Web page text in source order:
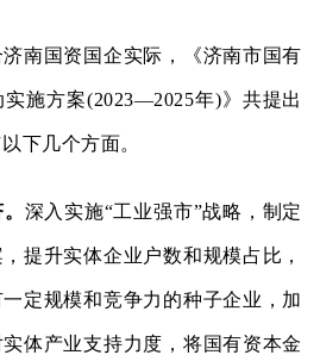
国资国企实际，《济南市国有
施方案(2023—2025年)》共提出
下几个方面。
深入实施“工业强市”战略，制定
提升实体企业户数和规模占比，
定规模和竞争力的种子企业，加
体产业支持力度，将国有资本金